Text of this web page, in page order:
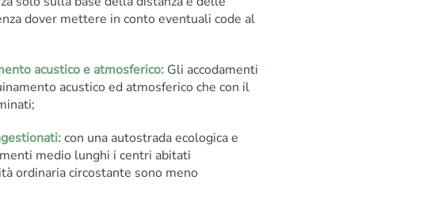
dover mettere in conto eventuali code al
acustico e atmosferico:Gli accodamenti
acustico ed atmosferico che con il
con una autostrada ecologica e
medio lunghi i centri abitati
ordinaria circostante sono meno